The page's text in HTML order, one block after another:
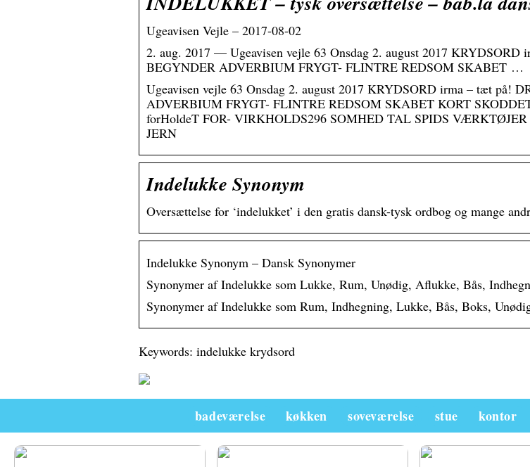
Ugeavisen Vejle – 2017-08-02
2. aug. 2017 — Ugeavisen vejle 63 Onsdag 2. august 2017
BEGYNDER ADVERBIUM FRYGT- FLINTRE REDSOM SKABET …
Ugeavisen vejle 63 Onsdag 2. august 2017 KRYDSORD irma – tæt på!
ADVERBIUM FRYGT- FLINTRE REDSOM SKABET KORT
forHoldeT FOR- VIRKHOLDS296 SOMHED TAL SPIDS
JERN
Indelukke Synonym
Oversættelse for ‘indelukket’ i den gratis dansk-tysk ordbog og mange
Indelukke Synonym – Dansk Synonymer
Synonymer af Indelukke som Lukke, Rum, Unødig, Aflukke, Bås,
Synonymer af Indelukke som Rum, Indhegning, Lukke, Bås, Boks,
Keywords: indelukke krydsord
badeværelse køkken soveværelse stue kontor